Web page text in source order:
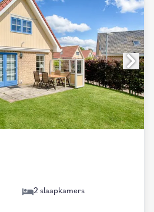
2 slaapkamers